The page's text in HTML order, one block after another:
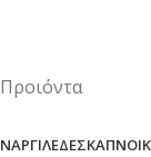
Προιόντα
ΝΑΡΓΙΛΈΔΕΣΚΑΠΝΟΊ